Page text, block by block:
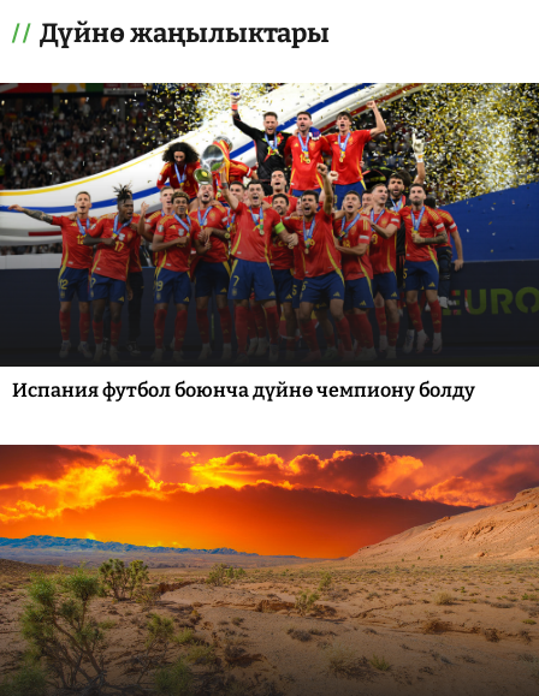
Дүйнө жаңылыктары
Испания футбол боюнча дүйнө чемпиону болду